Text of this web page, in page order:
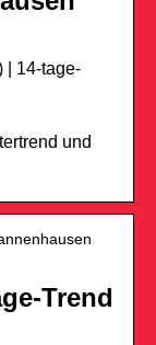
| 14-tage-
und
Trend